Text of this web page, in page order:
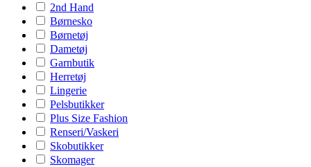
2nd Hand
Børnesko
Børnetøj
Dametøj
Garnbutik
Herretøj
Lingerie
Pelsbutikker
Plus Size Fashion
Renseri/Vaskeri
Skobutikker
Skomager